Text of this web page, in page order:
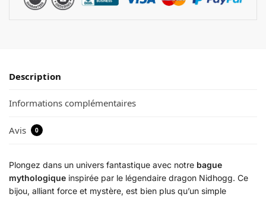
Description
Informations complémentaires
Avis 0
Plongez dans un univers fantastique avec notre bague
mythologique inspirée par le légendaire dragon Nidhogg. Ce
bijou, alliant force et mystère, est bien plus qu’un simple